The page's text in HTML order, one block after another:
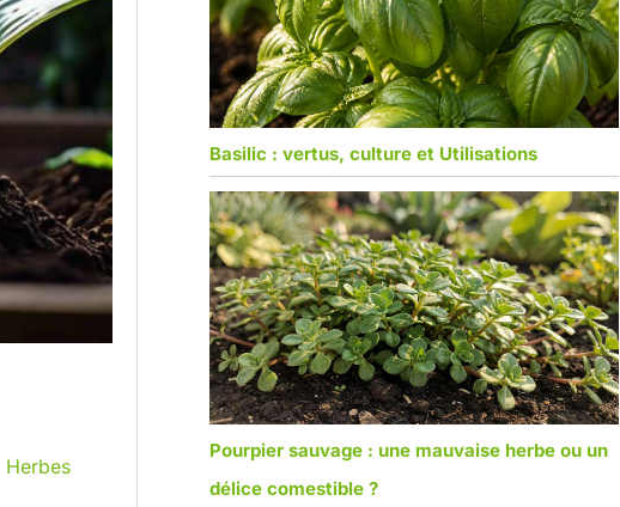
Herbes
Basilic : vertus, culture et Utilisations
Pourpier sauvage : une mauvaise herbe ou un
délice comestible ?